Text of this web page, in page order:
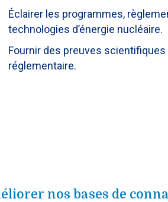
Éclairer les programmes,
technologies d’énergie nucléaire.
Fournir des preuves
réglementaire.
nos bases de